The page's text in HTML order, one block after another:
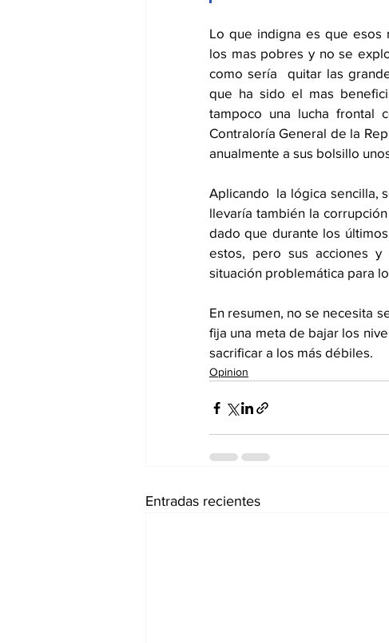
Lo que indigna es que esos
los mas pobres y no se
como sería  quitar las
que ha sido el mas
tampoco una lucha frontal
Contraloría General de la
anualmente a sus bolsillo
Aplicando  la lógica sencilla,
llevaría también la
dado que durante los
estos, pero sus acciones
situación problemática para
En resumen, no se necesita
fija una meta de bajar los
sacrificar a los más
Opinion
Entradas recientes